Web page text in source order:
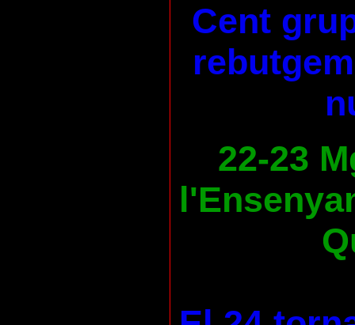
Cent
22-23